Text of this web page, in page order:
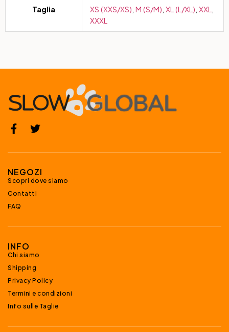
Taglia XS (XXS/XS), M (S/M), XL (L/XL), XXL ,
XXXL
NEGOZI
Scopri dove siamo
Contatti
FAQ
INFO
Chi siamo
Shipping
Privacy Policy
Termini e condizioni
Info sulle Taglie